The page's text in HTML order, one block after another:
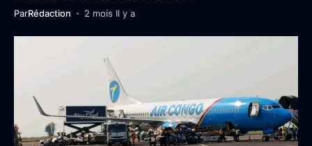
ParRédaction 2 mois Il y a